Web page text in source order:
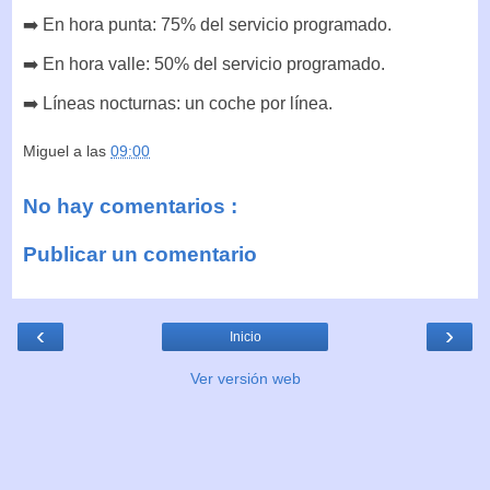
➡️ En hora punta: 75% del servicio programado.
➡️ En hora valle: 50% del servicio programado.
➡️ Líneas nocturnas: un coche por línea.
Miguel a las 09:00
No hay comentarios :
Publicar un comentario
‹ ›
Inicio
Ver versión web